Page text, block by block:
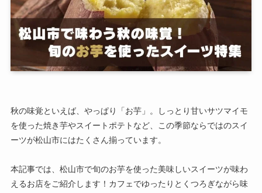
秋の味覚といえば、やっぱり「お芋」。しっとり甘いサツマイモ
を使った焼き芋やスイートポテトなど、この季節ならではのスイ
ーツが松山市にはたくさん揃っています。
本記事では、松山市で旬のお芋を使った美味しいスイーツが味わ
えるお店をご紹介します！カフェでゆったりとくつろぎながら味